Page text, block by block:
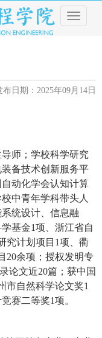
导
航
日期：2025年09月14日
师；学校科学研究
备技术创新服务平
动化学会认知计算
中青年学科带头人
统设计、信息融
基金1项、浙江省自
究计划项目1项、衢
20余项；授权发明专
论文近20篇 ； 获中国
市自然科学论文奖1
赛二等奖1项。